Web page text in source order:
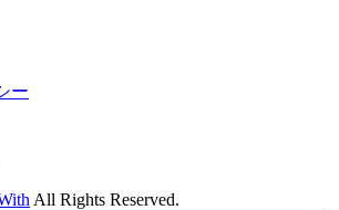
ー
All Rights Reserved.